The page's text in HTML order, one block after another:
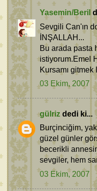
Yasemin/Beril
Sevgili Can'ın
İNŞALLAH...
Bu arada pasta
istiyorum.Emel
Kursamı gitmek
03 Ekim, 2007
gülriz dedi ki...
Burçinciğim,
güzel günler
becerikli
sevgiler, hem
03 Ekim, 2007